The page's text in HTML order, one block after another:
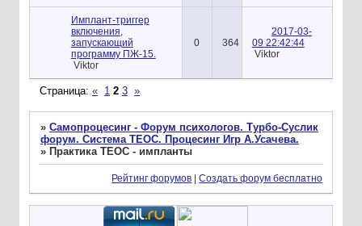
Имплант-триггер
включения,
запускающий
программу ПЖ-15.
Viktor
0 364
2017-03-
09 22:42:44
Viktor
Страница: « 1 2 3 »
» Самопроцесинг - Форум психологов. Турбо-Суслик
форум. Система ТЕОС. Процесинг Игр А.Усачева.
» Практика ТЕОС - импланты
Рейтинг форумов |Создать форум бесплатно